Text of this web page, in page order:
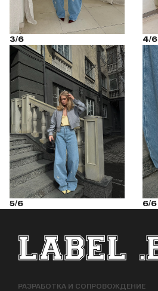
3/6 4/6
5/6 6/6
ФУТЕР САЙТА
РАЗРАБОТКА И СОПРОВОЖДЕНИЕ